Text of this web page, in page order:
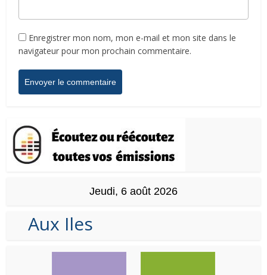
Enregistrer mon nom, mon e-mail et mon site dans le
navigateur pour mon prochain commentaire.
Jeudi, 6 août 2026
Aux Iles